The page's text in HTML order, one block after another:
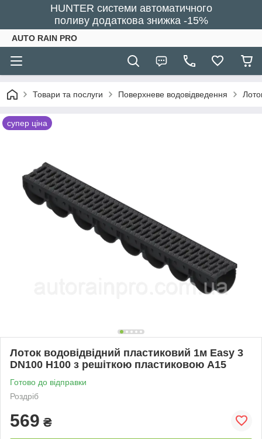
HUNTER системи автоматичного
поливу додаткова знижка -15%
AUTO RAIN PRO
Товари та послуги Поверхневе водовідведення
супер ціна
Лоток водовідвідний пластиковий 1м Easy 3
DN100 H100 з решіткою пластиковою А15
Готово до відправки
Роздріб
569 ₴